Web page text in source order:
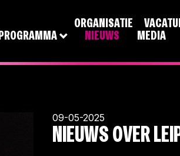
PROGRAMMA NIEUWS MEDIA
ORGANISATIE
09-05-2025
NIEUWS OVER